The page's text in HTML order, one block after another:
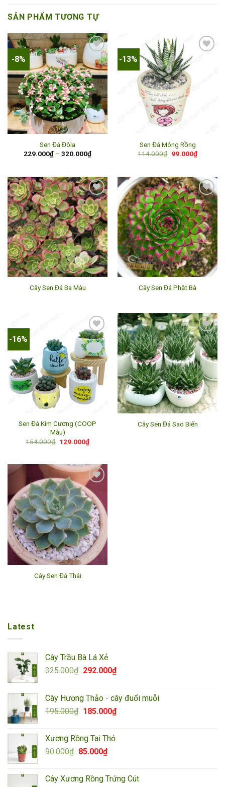
SẢN PHẨM TƯƠNG TỰ
-8%
Add to
wishlist
Sen Đá Đôla
229.000₫ – 320.000₫Khoảng
đến
320.000₫
-13%
Sen Đá Móng Rồng
114.000₫ Giá
99.000₫Giá
hiện
99.000₫.
Add to
wishlist
Cây Sen Đá Ba Màu
Add to
wishlist
Cây Sen Đá Phật Bà
-16%
Add to
wishlist
Sen Đá Kim Cương (COOP
Màu)
154.000₫ Giá
129.000₫Giá
hiện
129.000₫.
Add to
wishlist
Cây Sen Đá Sao Biển
Add to
wishlist
Cây Sen Đá Thái
Latest
Cây Trầu Bà Lá Xẻ
325.000₫ Giá
325.000₫.
292.000₫Giá
là:
292.000₫.
Cây Hương Thảo - cây đuổi muỗi
195.000₫ Giá
195.000₫.
185.000₫Giá
Xương Rồng Tai Thỏ
90.000₫ Giá
90.000₫.
85.000₫Giá
là:
Cây Xương Rồng Trứng Cút